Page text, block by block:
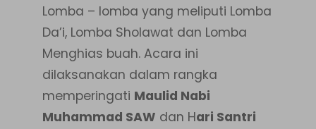
Lomba – lomba yang meliputi Lomba
Da’i, Lomba Sholawat dan Lomba
Menghias buah. Acara ini
dilaksanakan dalam rangka
memperingati Maulid Nabi
Muhammad SAW dan Hari Santri